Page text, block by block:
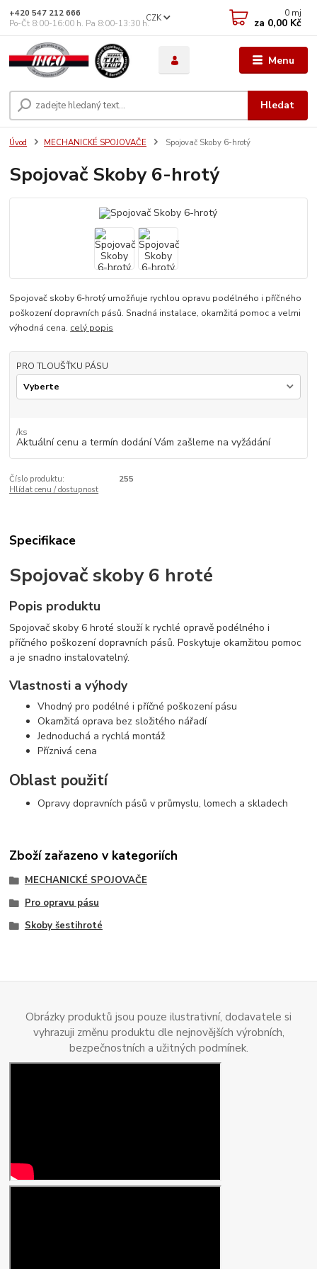
Menu
CZK
Hledat
+420 547 212 666
Po-Čt 8:00-16:00 h. Pa 8:00-13:30 h.
0 mj
za 0,00 Kč
Úvod MECHANICKÉ SPOJOVAČE Spojovač Skoby 6-hrotý
Spojovač Skoby 6-hrotý
Spojovač skoby 6-hrotý umožňuje rychlou opravu podélného i příčného
poškození dopravních pásů. Snadná instalace, okamžitá pomoc a velmi
výhodná cena. celý popis
PRO TLOUŠŤKU PÁSU
/ks
Aktuální cenu a termín dodání Vám zašleme na vyžádání
Číslo produktu:
255
Hlídat cenu / dostupnost
Specifikace
Spojovač skoby 6 hroté
Popis produktu
Spojovač skoby 6 hroté slouží k rychlé opravě podélného i
příčného poškození dopravních pásů. Poskytuje okamžitou pomoc
a je snadno instalovatelný.
Vlastnosti a výhody
Vhodný pro podélné i příčné poškození pásu
Okamžitá oprava bez složitého nářadí
Jednoduchá a rychlá montáž
Příznivá cena
Oblast použití
Opravy dopravních pásů v průmyslu, lomech a skladech
Zboží zařazeno v kategoriích
MECHANICKÉ SPOJOVAČE
Pro opravu pásu
Skoby šestihroté
Obrázky produktů jsou pouze ilustrativní, dodavatele si
vyhrazuji změnu produktu dle nejnovějších výrobních,
bezpečnostních a užitných podmínek.